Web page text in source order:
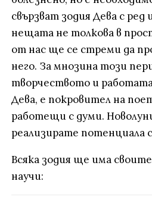
свързват зодия Дева с
нещата не толкова в
от нас ще се стреми да
него. За мнозина този
творчеството и
Дева, е покровител на
работещи с думи.
реализирате потенциала
Всяка зодия ще има
научи: